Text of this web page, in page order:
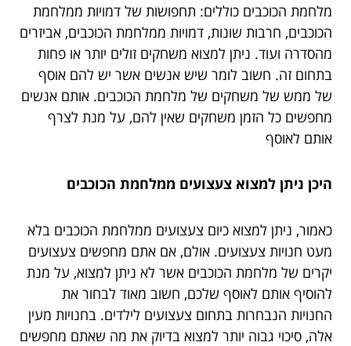
מלחמת הכוכבים כוללים: תחפושות של דמויות ממלחמת
הכוכבים, חרבות שונות, דמויות ממלחמת הכוכבים, אביזרים
מהסדרה ועוד. ניתן למצוא משחקים זולים יותר או פחות
בתחום זה. חשוב לומר שיש אנשים אשר יש להם אוסף
של ממש של משחקים של מלחמת הכוכבים. אותם אנשים
מחפשים כל הזמן משחקים שאין להם, על מנת לצרף
אותם לאוסף
היכן ניתן למצוא צעצועים ממלחמת הכוכבים
כאמור, ניתן למצוא כיום צעצועים ממלחמת הכוכבים בלא
מעט חנויות צעצועים. אולם, אם אתם מחפשים צעצועים
יקרים של מלחמת הכוכבים אשר לא ניתן למצוא, על מנת
להוסיף אותם לאוסף שלכם, חשוב מאוד לבחור את
החנויות הנבחרות בתחום צעצועים לילדים. בחנויות מעין
אלה, סיכוי גבוה יותר למצוא בדיוק את מה שאתם מחפשים